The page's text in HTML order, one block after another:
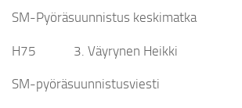
SM-Pyöräsuunnistus keskimatka
H75 3. Väyrynen Heikki
SM-pyöräsuunnistusviesti